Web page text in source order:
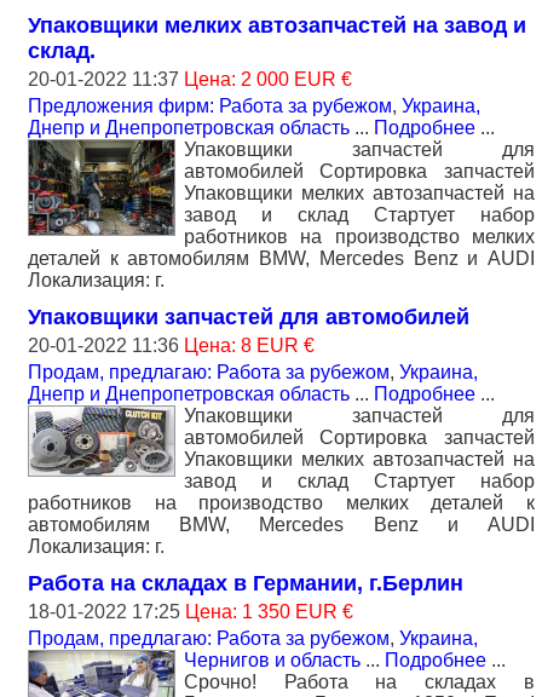
Упаковщики мелких автозапчастей на завод и
склад.
20-01-2022 11:37 Цена: 2 000 EUR €
Предложения фирм: Работа за рубежом, Украина,
Днепр и Днепропетровская область ... Подробнее ...
Упаковщики запчастей для
автомобилей Сортировка запчастей
Упаковщики мелких автозапчастей на
завод и склад Стартует набор
работников на производство мелких
деталей к автомобилям BMW, Mercedes Benz и AUDI
Локализация: г.
Упаковщики запчастей для автомобилей
20-01-2022 11:36 Цена: 8 EUR €
Продам, предлагаю: Работа за рубежом, Украина,
Днепр и Днепропетровская область ... Подробнее ...
Упаковщики запчастей для
автомобилей Сортировка запчастей
Упаковщики мелких автозапчастей на
завод и склад Стартует набор
работников на производство мелких деталей к
автомобилям BMW, Mercedes Benz и AUDI
Локализация: г.
Работа на складах в Германии, г.Берлин
18-01-2022 17:25 Цена: 1 350 EUR €
Продам, предлагаю: Работа за рубежом, Украина,
Чернигов и область ... Подробнее ...
Срочно! Работа на складах в